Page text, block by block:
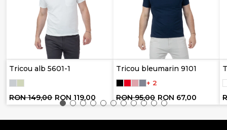
Tricou alb 5601-1
RON 149,00 RON 119,00
Tricou bleumarin 9101
+ 2
RON 95,00 RON 67,00